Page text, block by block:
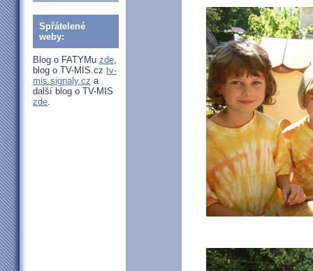
Spřátelené
weby:
Blog o FATYMu zde,
blog o TV-MIS.cz tv-
mis.signaly.cz a
další blog o TV-MIS
zde.